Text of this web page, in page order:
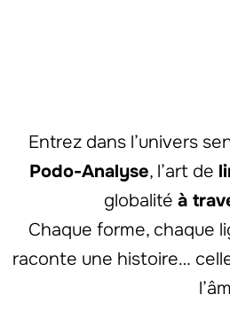
Entrez dans l’univers
Podo-Analyse, l’art de
globalitéà
Chaque forme, chaque
raconte une histoire…